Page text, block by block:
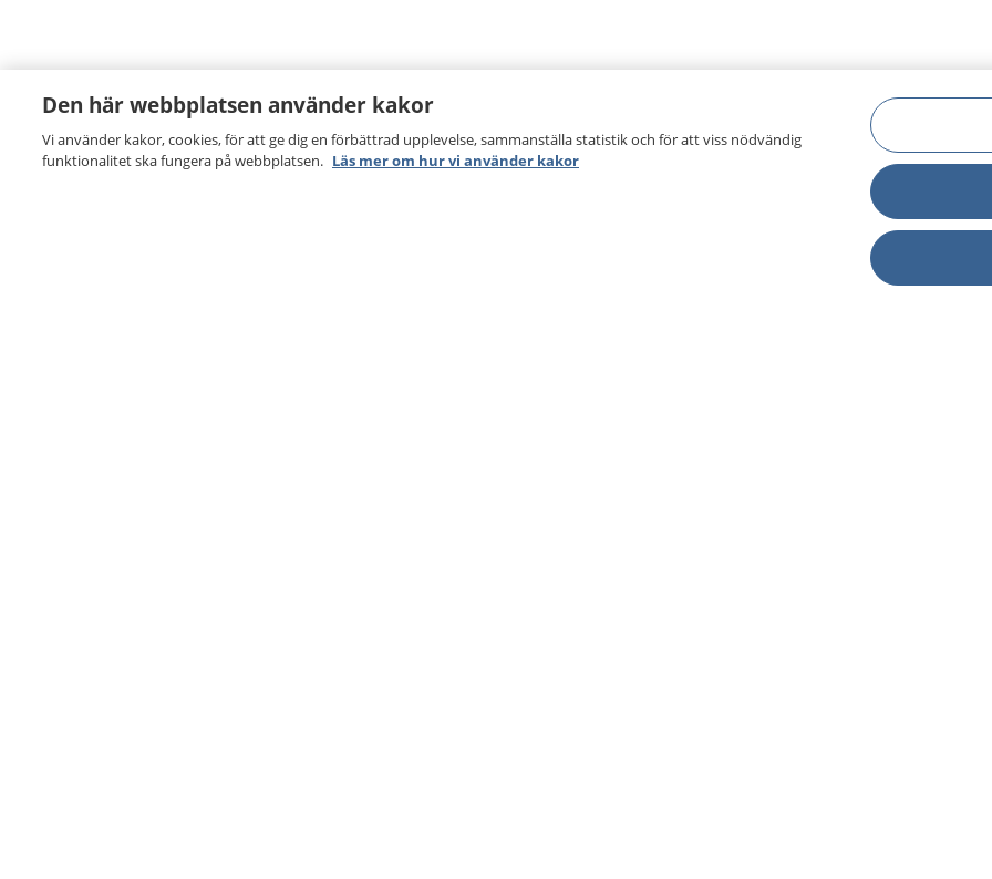
Den här webbplatsen använder kakor
Vi använder kakor, cookies, för att ge dig en förbättrad upplevelse, sammanställa statistik och för att viss nödvändig
funktionalitet ska fungera på webbplatsen. Läs mer om hur vi använder kakor